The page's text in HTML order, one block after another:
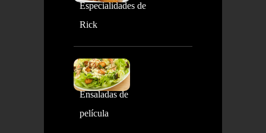
Especialidades de
Rick
Ensaladas de
película